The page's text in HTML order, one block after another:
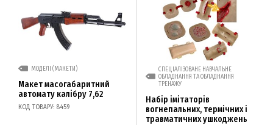
МОДЕЛІ (МАКЕТИ)
Макет масогабаритний
автомату калібру 7,62
КОД ТОВАРУ: 8459
СПЕЦІАЛІЗОВАНЕ НАВЧАЛЬНЕ
ОБЛАДНАННЯ ТА ОБЛАДНАННЯ
ТРЕНАЖУ
Набір імітаторів
вогнепальних, термічних і
травматичних ушкоджень